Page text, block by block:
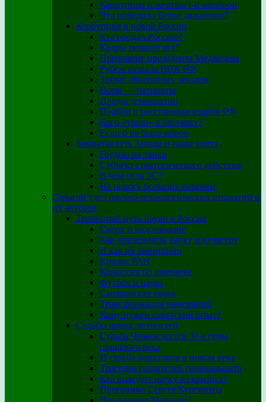
Коррупция и жертвы I-й мировой
Что победило Белое движение?
Коррупция в новой России
Кто продал Россию?
Кадры решают все!
Признание президента Медведева
Рубеж развала ВПК РФ
Захват оборонных заводов
Воры — патриоты
Плоды демократии
Подбор и расстановка кадров РФ
Кого «ушли» в отставку?
Если б не было воров
Закрытая сеть Запада и наша элита
Грудью на танки
Субъект стратегического действия
В чем сила ЗС?
На пороге больших перемен
Горький удел научно-технологических открытий и
их авторов
Тернистый путь науки в России
Сверх и надсознание
Как приземлили науку и культуру
И как их омертвили
Кризис РАН
Комиссия по лженауке
Футбол и наука
Сколковская наука
Трансформация инноваций
Кому нужен советский опыт?
Судьбы ярких личностей
Судьба Чижевского в 30-е годы
прошлого века
И судьба новаторов в новом веке
Трагедия создателей силикальцита
Кто выводит науку из кризиса?
Программа Сергея Кургиняна
Что показал Мавроди?